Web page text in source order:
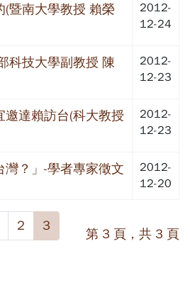
暨南大學教授 賴榮
2012-
12-24
科技大學副教授 陳
2012-
12-23
達賴訪台(科大教授
2012-
12-23
？」-學者專家徵文
2012-
12-20
2 3
第 3 頁，共 3 頁